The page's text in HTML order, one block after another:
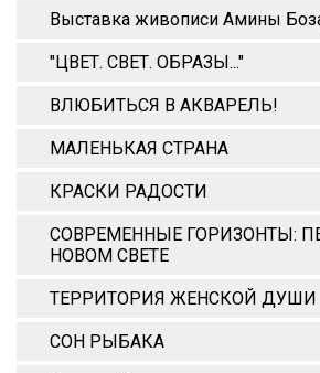
Выставка живописи Амины
"ЦВЕТ. СВЕТ. ОБРАЗЫ..."
ВЛЮБИТЬСЯ В АКВАРЕЛЬ!
МАЛЕНЬКАЯ СТРАНА
КРАСКИ РАДОСТИ
СОВРЕМЕННЫЕ ГОРИЗОНТЫ:
НОВОМ СВЕТЕ
ТЕРРИТОРИЯ ЖЕНСКОЙ ДУШИ
СОН РЫБАКА